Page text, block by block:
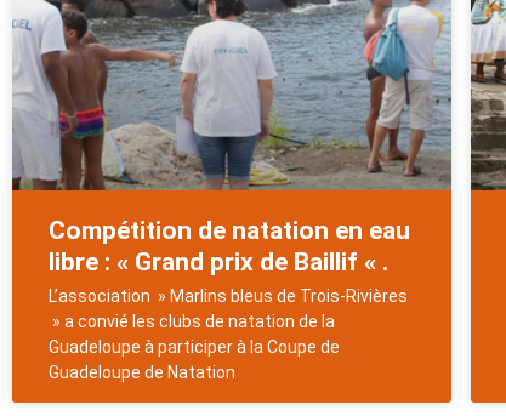
Compétition de natation en eau
libre : « Grand prix de Baillif « .
L’association » Marlins bleus de Trois-Rivières
» a convié les clubs de natation de la
Guadeloupe à participer à la Coupe de
Guadeloupe de Natation